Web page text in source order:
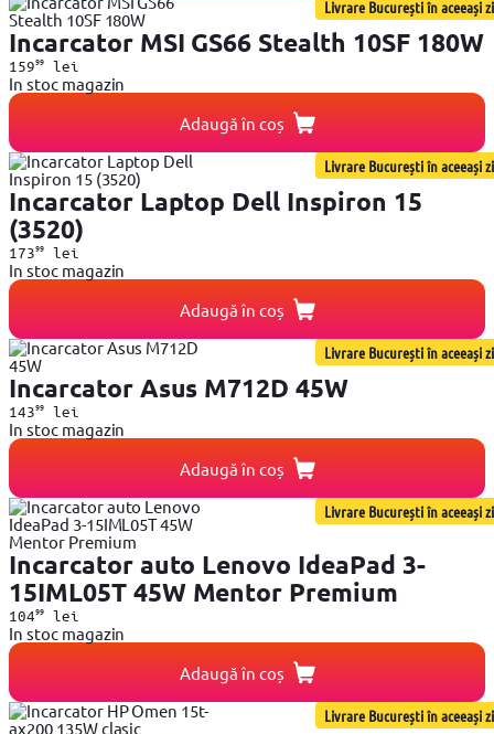
Livrare București în aceeași zi
Incarcator MSI GS66 Stealth 10SF 180W
15999lei
In stoc magazin
Adaugă în coș
Livrare București în aceeași zi
Incarcator Laptop Dell Inspiron 15
(3520)
17399lei
In stoc magazin
Adaugă în coș
Livrare București în aceeași zi
Incarcator Asus M712D 45W
14399lei
In stoc magazin
Adaugă în coș
Livrare București în aceeași zi
Incarcator auto Lenovo IdeaPad 3-
15IML05T 45W Mentor Premium
10499lei
In stoc magazin
Adaugă în coș
Livrare București în aceeași zi